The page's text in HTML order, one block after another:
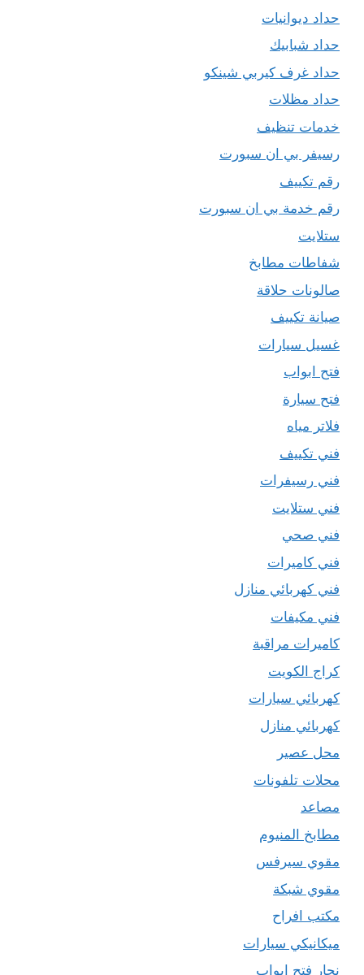
حداد ديوانيات
حداد شبابيك
حداد غرف كيربي شينكو
حداد مظلات
خدمات تنظيف
رسيفر بي ان سبورت
رقم تكييف
رقم خدمة بي ان سبورت
ستلايت
شفاطات مطابخ
صالونات حلاقة
صيانة تكييف
غسيل سيارات
فتح ابواب
فتح سيارة
فلاتر مياه
فني تكييف
فني رسيفرات
فني ستلايت
فني صحي
فني كاميرات
فني كهربائي منازل
فني مكيفات
كاميرات مراقبة
كراج الكويت
كهربائي سيارات
كهربائي منازل
محل عصير
محلات تلفونات
مصاعد
مطابخ المنيوم
مقوي سيرفس
مقوي شبكة
مكتب افراح
ميكانيكي سيارات
نجار فتح ابواب